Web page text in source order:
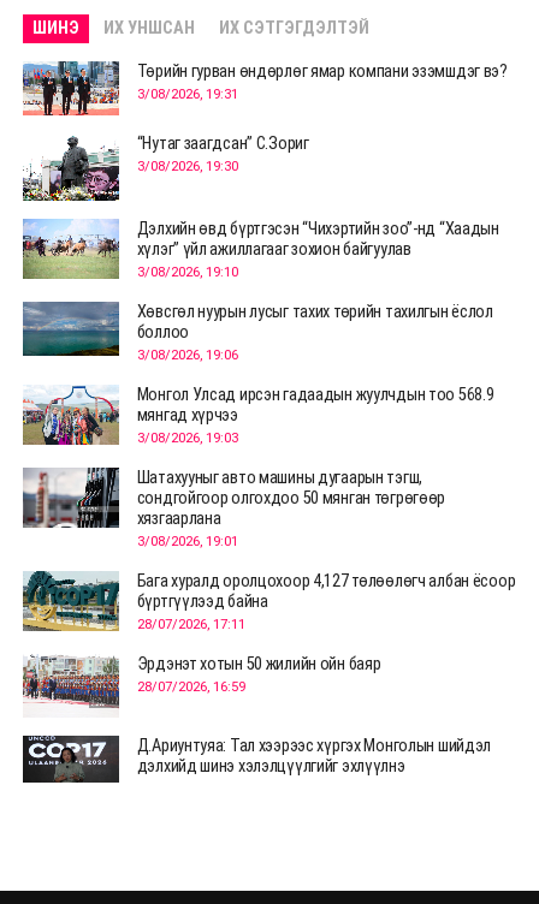
ШИНЭ ИХ УНШСАН ИХ СЭТГЭГДЭЛТЭЙ
Төрийн гурван өндөрлөг ямар компани эзэмшдэг вэ?
3/08/2026, 19:31
“Нутаг заагдсан” С.Зориг
3/08/2026, 19:30
Дэлхийн өвд бүртгэсэн “Чихэртийн зоо”-нд “Хаадын
хүлэг” үйл ажиллагааг зохион байгуулав
3/08/2026, 19:10
Хөвсгөл нуурын лусыг тахих төрийн тахилгын ёслол
боллоо
3/08/2026, 19:06
Монгол Улсад ирсэн гадаадын жуулчдын тоо 568.9
мянгад хүрчээ
3/08/2026, 19:03
Шатахууныг авто машины дугаарын тэгш,
сондгойгоор олгохдоо 50 мянган төгрөгөөр
хязгаарлана
3/08/2026, 19:01
Бага хуралд оролцохоор 4,127 төлөөлөгч албан ёсоор
бүртгүүлээд байна
28/07/2026, 17:11
Эрдэнэт хотын 50 жилийн ойн баяр
28/07/2026, 16:59
Д.Ариунтуяа: Тал хээрээс хүргэх Монголын шийдэл
дэлхийд шинэ хэлэлцүүлгийг эхлүүлнэ